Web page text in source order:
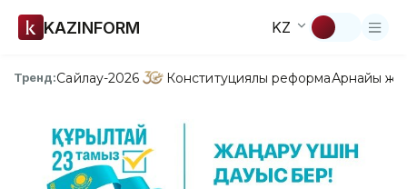
KAZINFORM KZ
Тренд:Сайлау-2026 Конституциялық реформаАрнайы